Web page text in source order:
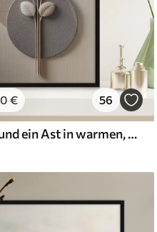
€ 56
Reliefkreise und ein Ast in warmen, neutralen Farbtönen